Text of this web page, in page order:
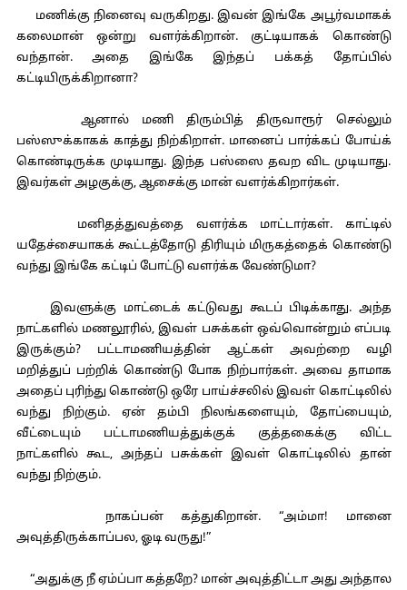
மணிக்கு நினைவு வருகிறது. இவன் இங்கே அபூர்வமாகக்
கலைமான் ஒன்று வளர்க்கிறான். குட்டியாகக் கொண்டு
வந்தான். அதை இங்கே இந்தப் பக்கத் தோப்பில்
கட்டியிருக்கிறானா?
ஆனால் மணி திரும்பித் திருவாரூர் செல்லும்
பஸ்ஸுக்காகக் காத்து நிற்கிறாள். மானைப் பார்க்கப் போய்க்
கொண்டிருக்க முடியாது. இந்த பஸ்ஸை தவற விட முடியாது.
இவர்கள் அழகுக்கு, ஆசைக்கு மான் வளர்க்கிறார்கள்.
மனிதத்துவத்தை வளர்க்க மாட்டார்கள். காட்டில்
யதேச்சையாகக் கூட்டத்தோடு திரியும் மிருகத்தைக் கொண்டு
வந்து இங்கே கட்டிப் போட்டு வளர்க்க வேண்டுமா?
இவளுக்கு மாட்டைக் கட்டுவது கூடப் பிடிக்காது. அந்த
நாட்களில் மணலூரில், இவள் பசுக்கள் ஒவ்வொன்றும் எப்படி
இருக்கும்? பட்டாமணியத்தின் ஆட்கள் அவற்றை வழி
மறித்துப் பற்றிக் கொண்டு போக நிற்பார்கள். அவை தாமாக
அதைப் புரிந்து கொண்டு ஒரே பாய்ச்சலில் இவள் கொட்டிலில்
வந்து நிற்கும். ஏன் தம்பி நிலங்களையும், தோப்பையும்,
வீட்டையும் பட்டாமணியத்துக்குக் குத்தகைக்கு விட்ட
நாட்களில் கூட, அந்தப் பசுக்கள் இவள் கொட்டிலில் தான்
வந்து நிற்கும்.
நாகப்பன் கத்துகிறான். “அம்மா! மானை
அவுத்திருக்காப்பல, ஓடி வருது!”
“அதுக்கு நீ ஏம்ப்பா கத்தறே? மான் அவுத்திட்டா அது அந்தால